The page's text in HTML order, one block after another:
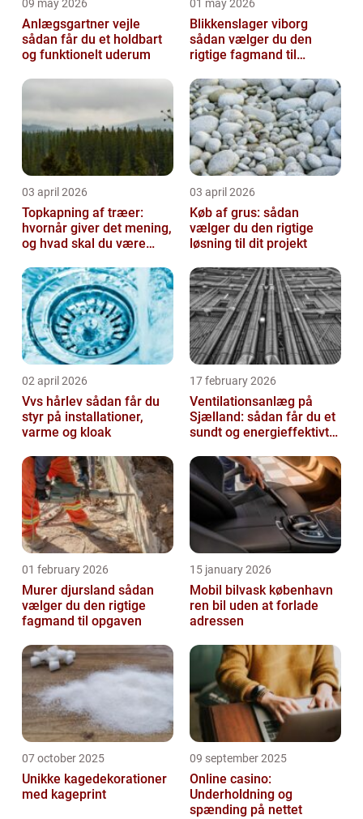
09 may 2026
Anlægsgartner vejle
sådan får du et holdbart
og funktionelt uderum
01 may 2026
Blikkenslager viborg
sådan vælger du den
rigtige fagmand til
03 april 2026
Topkapning af træer:
hvornår giver det mening,
og hvad skal du være
03 april 2026
Køb af grus: sådan
vælger du den rigtige
løsning til dit projekt
02 april 2026
Vvs hårlev sådan får du
styr på installationer,
varme og kloak
17 february 2026
Ventilationsanlæg på
Sjælland: sådan får du et
sundt og energieffektivt
01 february 2026
Murer djursland sådan
vælger du den rigtige
fagmand til opgaven
15 january 2026
Mobil bilvask københavn
ren bil uden at forlade
adressen
07 october 2025
Unikke kagedekorationer
med kageprint
09 september 2025
Online casino:
Underholdning og
spænding på nettet